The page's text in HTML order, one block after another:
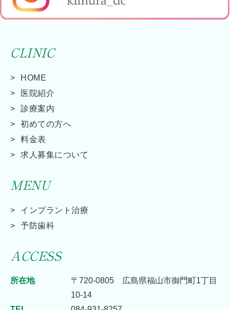
CLINIC
HOME
医院紹介
診療案内
初めての方へ
料金表
求人募集について
MENU
インプラント治療
予防歯科
ACCESS
所在地
〒720-0805 広島県福山市御門町1丁目
10-14